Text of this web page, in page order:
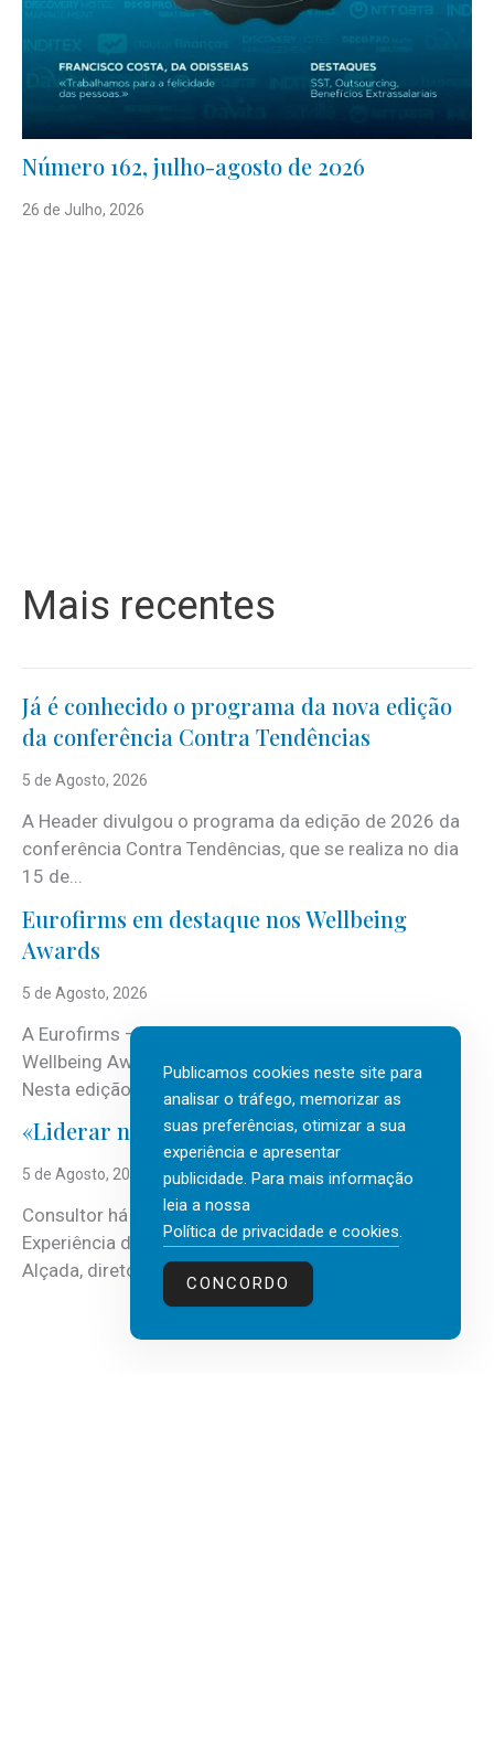
Número 162, julho-agosto de 2026
26 de Julho, 2026
Mais recentes
Já é conhecido o programa da nova edição
da conferência Contra Tendências
5 de Agosto, 2026
A Header divulgou o programa da edição de 2026 da
conferência Contra Tendências, que se realiza no dia
15 de...
Eurofirms em destaque nos Wellbeing
Awards
5 de Agosto, 2026
A Eurofirms – People first está de regresso aos
Wellbeing Awards, integrando o Top Wellbeing 2026.
Nesta edição, a multinacional...
«Liderar não é um talento místico.»
5 de Agosto, 2026
Consultor há mais de três décadas nas áreas de
Experiência do Cliente, Vendas e Liderança, Manuel
Alçada, diretor executivo da...
Publicamos cookies neste site para
analisar o tráfego, memorizar as
suas preferências, otimizar a sua
experiência e apresentar
publicidade. Para mais informação
leia a nossa
Política de privacidade e cookies.
CONCORDO